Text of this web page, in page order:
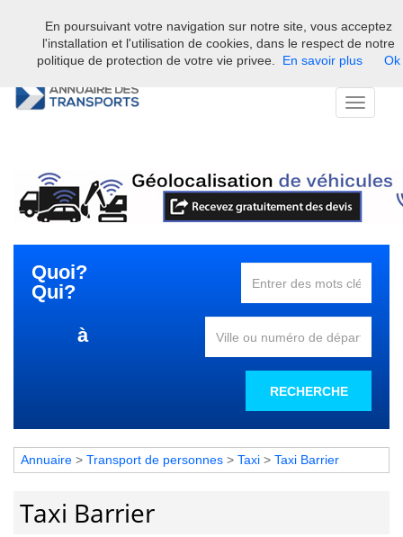
Bienvenue sur l'annuaire professionnel du transport et de la la
logistique en France.
Toggle
Quoi?
Qui?
à
RECHERCHE
Annuaire > Transport de personnes > Taxi > Taxi Barrier
Taxi Barrier
En poursuivant votre navigation sur notre site, vous acceptez
l'installation et l'utilisation de cookies, dans le respect de notre
politique de protection de votre vie privee.
En savoir plus Ok